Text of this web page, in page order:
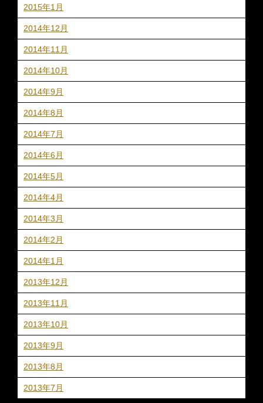
2015年1月
2014年12月
2014年11月
2014年10月
2014年9月
2014年8月
2014年7月
2014年6月
2014年5月
2014年4月
2014年3月
2014年2月
2014年1月
2013年12月
2013年11月
2013年10月
2013年9月
2013年8月
2013年7月